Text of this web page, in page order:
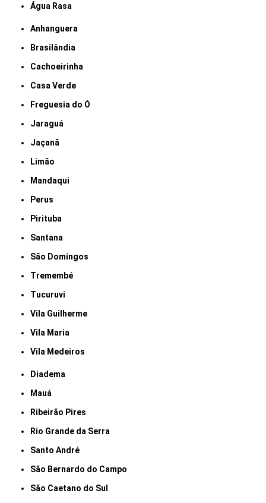
Água Rasa
Anhanguera
Brasilândia
Cachoeirinha
Casa Verde
Freguesia do Ó
Jaraguá
Jaçanã
Limão
Mandaqui
Perus
Pirituba
Santana
São Domingos
Tremembé
Tucuruvi
Vila Guilherme
Vila Maria
Vila Medeiros
Diadema
Mauá
Ribeirão Pires
Rio Grande da Serra
Santo André
São Bernardo do Campo
São Caetano do Sul